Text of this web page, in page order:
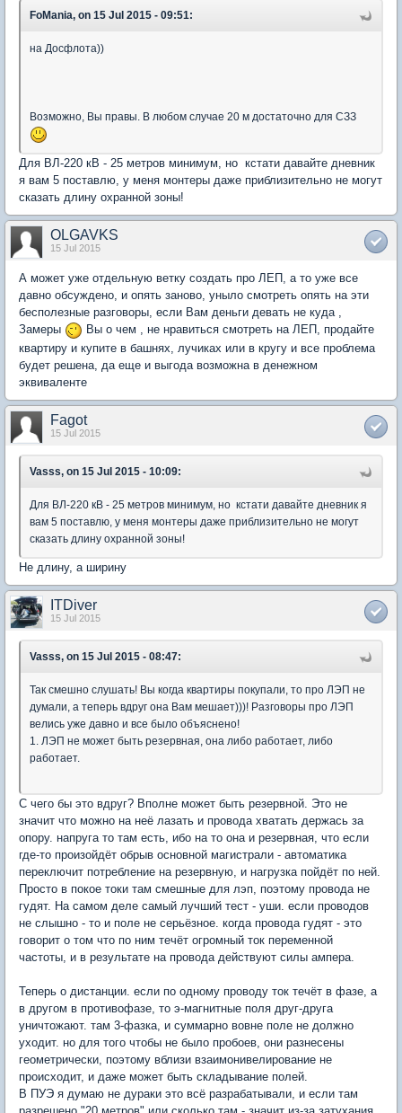
FoMania, on 15 Jul 2015 - 09:51:
на Досфлота))
Возможно, Вы правы. В любом случае 20 м достаточно для СЗЗ
Для ВЛ-220 кВ - 25 метров минимум, но кстати давайте дневник
я вам 5 поставлю, у меня монтеры даже приблизительно не могут
сказать длину охранной зоны!
OLGAVKS
15 Jul 2015
А может уже отдельную ветку создать про ЛЕП, а то уже все
давно обсуждено, и опять заново, уныло смотреть опять на эти
бесполезные разговоры, если Вам деньги девать не куда ,
Замеры
Вы о чем , не нравиться смотреть на ЛЕП, продайте
квартиру и купите в башнях, лучиках или в кругу и все проблема
будет решена, да еще и выгода возможна в денежном
эквиваленте
Fagot
15 Jul 2015
Vasss, on 15 Jul 2015 - 10:09:
Для ВЛ-220 кВ - 25 метров минимум, но кстати давайте дневник я
вам 5 поставлю, у меня монтеры даже приблизительно не могут
сказать длину охранной зоны!
Не длину, а ширину
ITDiver
15 Jul 2015
Vasss, on 15 Jul 2015 - 08:47:
Так смешно слушать! Вы когда квартиры покупали, то про ЛЭП не
думали, а теперь вдруг она Вам мешает)))! Разговоры про ЛЭП
велись уже давно и все было объяснено!
1. ЛЭП не может быть резервная, она либо работает, либо
работает.
С чего бы это вдруг? Вполне может быть резервной. Это не
значит что можно на неё лазать и провода хватать держась за
опору. напруга то там есть, ибо на то она и резервная, что если
где-то произойдёт обрыв основной магистрали - автоматика
переключит потребление на резервную, и нагрузка пойдёт по ней.
Просто в покое токи там смешные для лэп, поэтому провода не
гудят. На самом деле самый лучший тест - уши. если проводов
не слышно - то и поле не серьёзное. когда провода гудят - это
говорит о том что по ним течёт огромный ток переменной
частоты, и в результате на провода действуют силы ампера.
Теперь о дистанции. если по одному проводу ток течёт в фазе, а
в другом в противофазе, то э-магнитные поля друг-друга
уничтожают. там 3-фазка, и суммарно вовне поле не должно
уходит. но для того чтобы не было пробоев, они разнесены
геометрически, поэтому вблизи взаимонивелирование не
происходит, и даже может быть складывание полей.
В ПУЭ я думаю не дураки это всё разрабатывали, и если там